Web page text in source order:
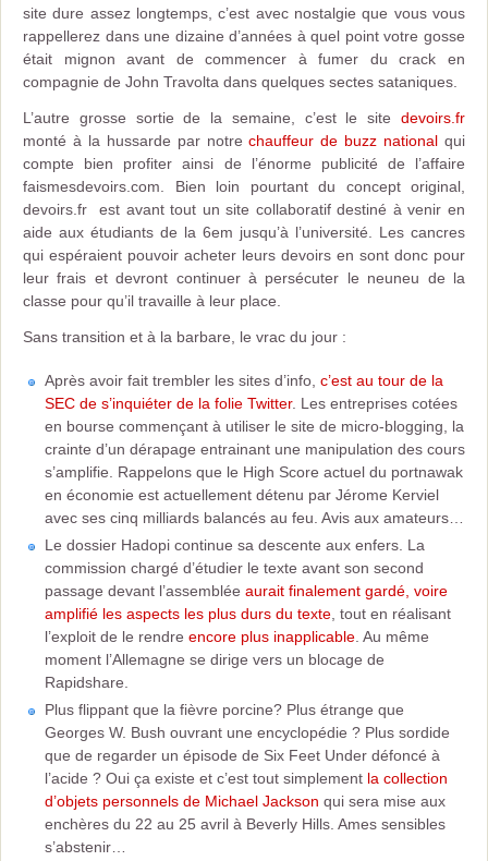
site dure assez longtemps, c’est avec nostalgie que vous vous
rappellerez dans une dizaine d’années à quel point votre gosse
était mignon avant de commencer à fumer du crack en
compagnie de John Travolta dans quelques sectes sataniques.
L’autre grosse sortie de la semaine, c’est le site devoirs.fr
monté à la hussarde par notrechauffeur de buzz national qui
compte bien profiter ainsi de l’énorme publicité de l’affaire
faismesdevoirs.com. Bien loin pourtant du concept original,
devoirs.fr est avant tout un site collaboratif destiné à venir en
aide aux étudiants de la 6em jusqu’à l’université. Les cancres
qui espéraient pouvoir acheter leurs devoirs en sont donc pour
leur frais et devront continuer à persécuter le neuneu de la
classe pour qu’il travaille à leur place.
Sans transition et à la barbare, le vrac du jour :
Après avoir fait trembler les sites d’info, c’est au tour de la
SEC de s’inquiéter de la folie Twitter. Les entreprises cotées
en bourse commençant à utiliser le site de micro-blogging, la
crainte d’un dérapage entrainant une manipulation des cours
s’amplifie. Rappelons que le High Score actuel du portnawak
en économie est actuellement détenu par Jérome Kerviel
avec ses cinq milliards balancés au feu. Avis aux amateurs…
Le dossier Hadopi continue sa descente aux enfers. La
commission chargé d’étudier le texte avant son second
passage devant l’assemblée aurait finalement gardé, voire
amplifié les aspects les plus durs du texte , tout en réalisant
l’exploit de le rendre encore plus inapplicable . Au même
moment l’Allemagne se dirige vers un blocage de
Rapidshare.
Plus flippant que la fièvre porcine? Plus étrange que
Georges W. Bush ouvrant une encyclopédie ? Plus sordide
que de regarder un épisode de Six Feet Under défoncé à
l’acide ? Oui ça existe et c’est tout simplement la collection
d’objets personnels de Michael Jackson qui sera mise aux
enchères du 22 au 25 avril à Beverly Hills. Ames sensibles
s’abstenir…